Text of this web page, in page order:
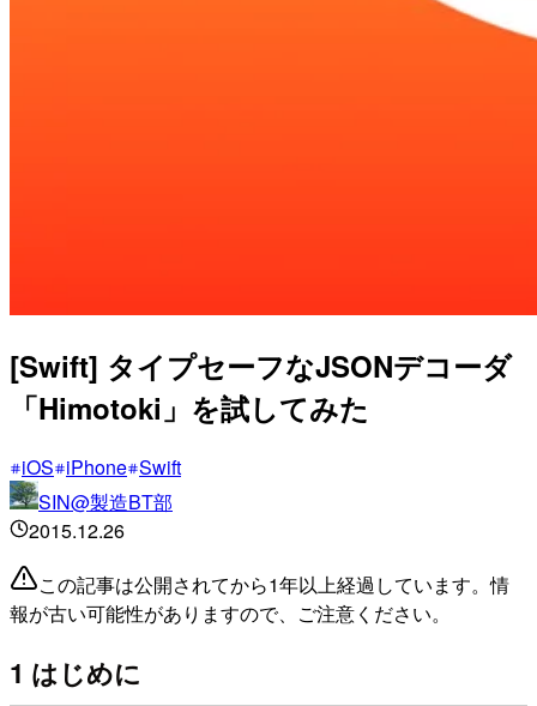
[Swift] タイプセーフなJSONデコーダ
「Himotoki」を試してみた
iOS iPhone Swift
SIN@製造BT部
2015.12.26
この記事は公開されてから1年以上経過しています。情
報が古い可能性がありますので、ご注意ください。
1 はじめに